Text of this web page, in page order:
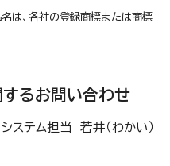
は、各社の登録商標または商標
するお問い合わせ
ステム担当 若井（わかい）